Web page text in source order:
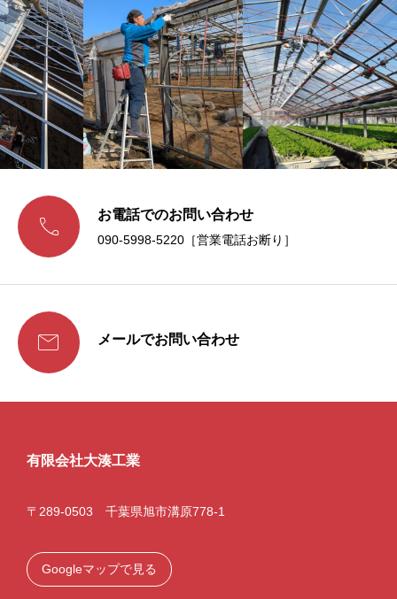
 お電話でのお問い合わせ
090-5998-5220［営業電話お断り］
 メールでお問い合わせ
有限会社大湊工業
〒289-0503 千葉県旭市溝原778-1
Googleマップで見る